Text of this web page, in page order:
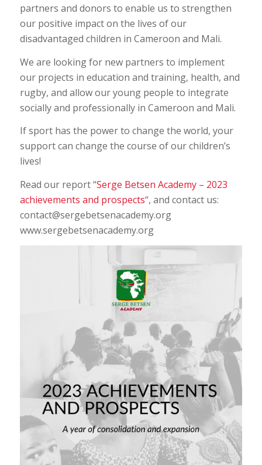
partners and donors to enable us to strengthen
our positive impact on the lives of our
disadvantaged children in Cameroon and Mali.
We are looking for new partners to implement
our projects in education and training, health, and
rugby, and allow our young people to integrate
socially and professionally in Cameroon and Mali.
If sport has the power to change the world, your
support can change the course of our children’s
lives!
Read our report “Serge Betsen Academy – 2023
achievements and prospects“, and contact us:
contact@sergebetsenacademy.org
www.sergebetsenacademy.org